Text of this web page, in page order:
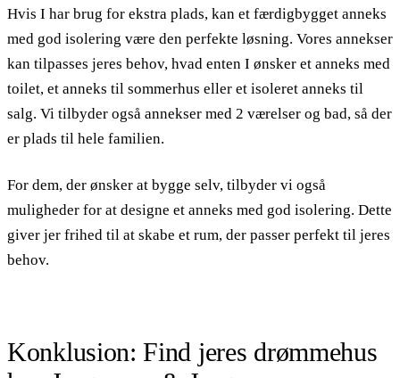
Hvis I har brug for ekstra plads, kan et færdigbygget anneks
med god isolering være den perfekte løsning. Vores annekser
kan tilpasses jeres behov, hvad enten I ønsker et anneks med
toilet, et anneks til sommerhus eller et isoleret anneks til
salg. Vi tilbyder også annekser med 2 værelser og bad, så der
er plads til hele familien.
For dem, der ønsker at bygge selv, tilbyder vi også
muligheder for at designe et anneks med god isolering. Dette
giver jer frihed til at skabe et rum, der passer perfekt til jeres
behov.
Konklusion: Find jeres drømmehus